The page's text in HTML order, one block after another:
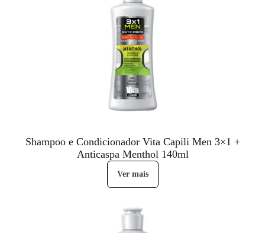
Shampoo e Condicionador Vita Capili Men 3×1 +
Anticaspa Menthol 140ml
Ver mais